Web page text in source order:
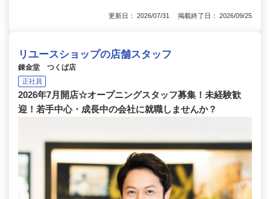
更新日： 2026/07/31 掲載終了日： 2026/09/25
リユースショップの店舗スタッフ
錬金堂 つくば店
正社員
2026年7月開店☆オープニングスタッフ募集！未経験歓
迎！若手中心・成長中の会社に就職しませんか？